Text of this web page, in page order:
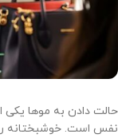
حالت دادن به موها یکی
نفس است. خوشبختانه